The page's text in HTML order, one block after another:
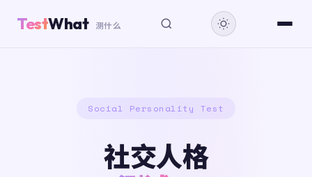
TestWhat 测什么
Social Personality Test
社交人格